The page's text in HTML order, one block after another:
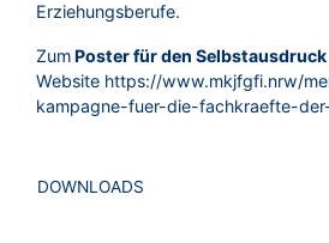
Erziehungsberufe.
ZumPoster für den Selbstausdruck
Website https://www.mkjfgfi.nrw/
kampagne-fuer-die-fachkraefte-
DOWNLOADS